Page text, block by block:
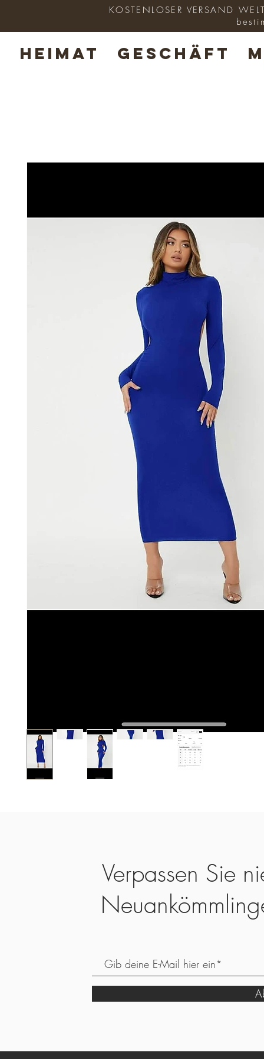
HEIMAT GESCHÄFT
KOSTENLOSER VERSAND
Verpassen Sie